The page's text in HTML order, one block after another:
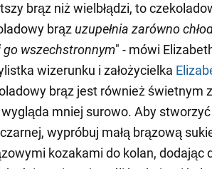
brąz niż wielbłądzi, to
brąz uzupełnia zarówno
go wszechstronnym" - mówi
wizerunku i założycielka
brąz jest również świetnym
mniej surowo. Aby
wypróbuj małą brązową
kozakami do kolan, dodając